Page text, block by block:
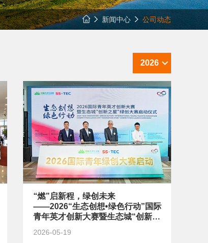
新闻中心 公司动态
2026
“燃”启新程，绿创未来
——2026“生态创想•绿色行动”国际
青年英才创新大赛暨生态城“创新之
2026-05-19